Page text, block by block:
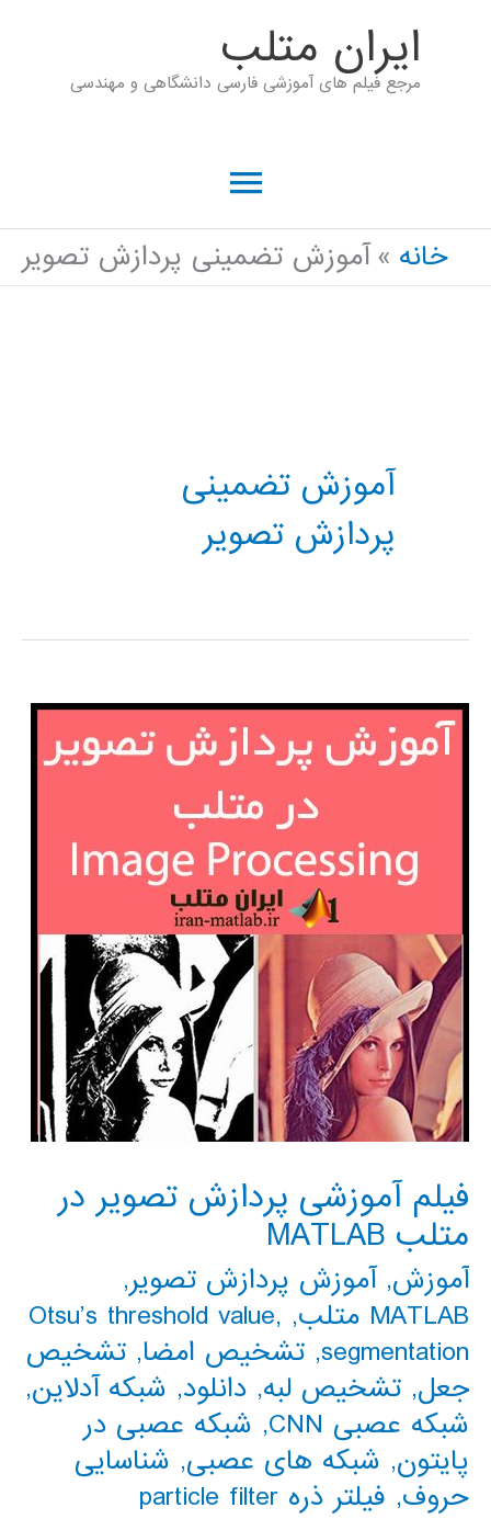
ايران متلب
مرجع فیلم های آموزشی فارسی دانشگاهی و مهندسی
فهرست
اصلی
خانه آموزش تضمینی پردازش تصویر
آموزش تضمینی
پردازش تصویر
فیلم آموزشی پردازش تصویر در
متلب MATLAB
آموزش,آموزش پردازش تصویر,
MATLAB متلب
,
Otsu’s threshold value,
segmentation
, تشخیص امضا, تشخیص
جعل, تشخیص لبه, دانلود, شبکه آدلاین,
شبکه عصبی CNN
, شبکه عصبی در
پایتون, شبکه های عصبی, شناسایی
حروف, فیلتر ذره particle filter